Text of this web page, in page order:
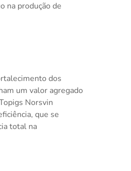
na produção de
dos
um valor agregado
Norsvin
que se
total na